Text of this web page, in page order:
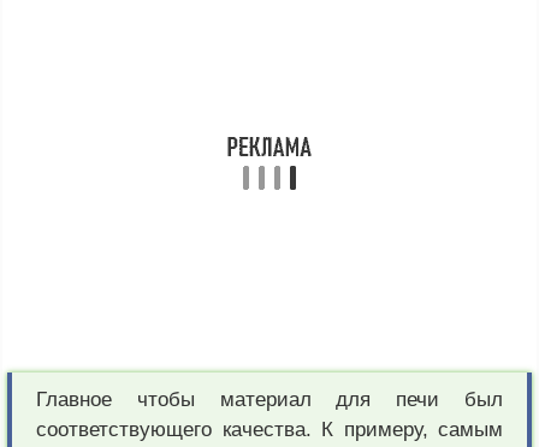
Главное чтобы материал для печи был
соответствующего качества. К примеру, самым